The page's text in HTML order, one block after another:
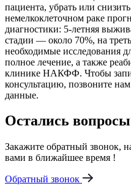
пациента, убрать или
немелкоклеточном раке
диагностики: 5-летняя
стадии — около 70%, на
необходимые исследования
полное лечение, а также
клинике НАКФФ. Чтобы
консультацию, позвоните
данные.
Остались
Закажите обратный звонок,
вами в ближайшее время !
Обратный звонок